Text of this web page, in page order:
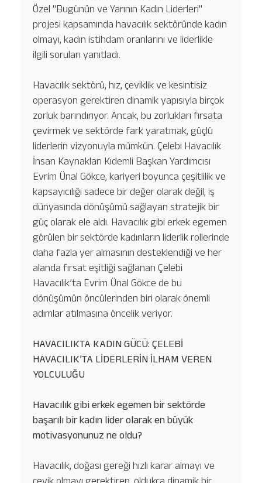
Özel "Bugünün ve Yarının Kadın Liderleri"
projesi kapsamında havacılık sektöründe kadın
olmayı, kadın istihdam oranlarını ve liderlikle
ilgili soruları yanıtladı.
Havacılık sektörü, hız, çeviklik ve kesintisiz
operasyon gerektiren dinamik yapısıyla birçok
zorluk barındırıyor. Ancak, bu zorlukları fırsata
çevirmek ve sektörde fark yaratmak, güçlü
liderlerin vizyonuyla mümkün. Çelebi Havacılık
İnsan Kaynakları Kıdemli Başkan Yardımcısı
Evrim Ünal Gökce, kariyeri boyunca çeşitlilik ve
kapsayıcılığı sadece bir değer olarak değil, iş
dünyasında dönüşümü sağlayan stratejik bir
güç olarak ele aldı. Havacılık gibi erkek egemen
görülen bir sektörde kadınların liderlik rollerinde
daha fazla yer almasının desteklendiği ve her
alanda fırsat eşitliği sağlanan Çelebi
Havacılık’ta Evrim Ünal Gökce de bu
dönüşümün öncülerinden biri olarak önemli
adımlar atılmasına öncelik veriyor.
HAVACILIKTA KADIN GÜCÜ: ÇELEBİ
HAVACILIK’TA LİDERLERİN İLHAM VEREN
YOLCULUĞU
Havacılık gibi erkek egemen bir sektörde
başarılı bir kadın lider olarak en büyük
motivasyonunuz ne oldu?
Havacılık, doğası gereği hızlı karar almayı ve
çevik olmayı gerektiren, oldukça dinamik bir